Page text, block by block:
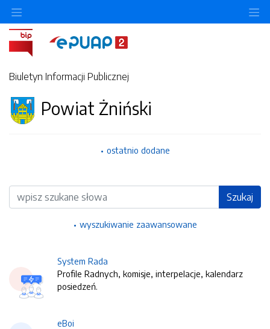
Biuletyn Informacji Publicznej
Powiat Żniński
ostatnio dodane
Wyszukiwarka Szukaj
wyszukiwanie zaawansowane
System Rada
Profile Radnych, komisje, interpelacje, kalendarz
posiedzeń.
eBoi